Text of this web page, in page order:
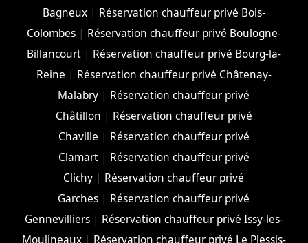
Bagneux| Réservation chauffeur privé Bois-
Colombes| Réservation chauffeur privé Boulogne-
Billancourt| Réservation chauffeur privé Bourg-la-
Reine | Réservation chauffeur privé Châtenay-
Malabry | Réservation chauffeur privé
Châtillon | Réservation chauffeur privé
Chaville | Réservation chauffeur privé
Clamart| Réservation chauffeur privé
Clichy | Réservation chauffeur privé
Garches | Réservation chauffeur privé
Gennevilliers| Réservation chauffeur privé Issy-les-
Moulineaux| Réservation chauffeur privé Le Plessis-